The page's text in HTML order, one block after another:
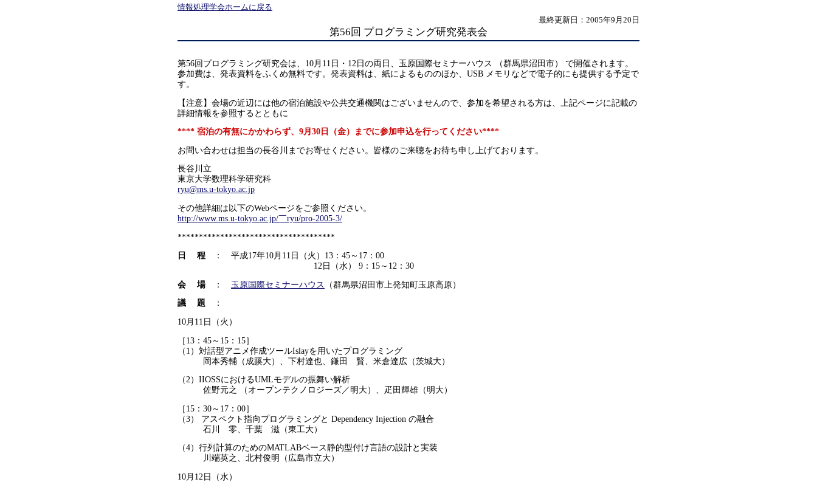
情報処理学会ホームに戻る
最終更新日：2005年9月20日
第56回 プログラミング研究発表会
第56回プログラミング研究会は、10月11日・12日の両日、玉原国際セミナーハウス （群馬県沼田市） で開催されます。
参加費は、発表資料をふくめ無料です。発表資料は、紙によるもののほか、USB メモリなどで電子的にも提供する予定で
す。
【注意】会場の近辺には他の宿泊施設や公共交通機関はございませんので、参加を希望される方は、上記ページに記載の
詳細情報を参照するとともに
**** 宿泊の有無にかかわらず、9月30日（金）までに参加申込を行ってください****
お問い合わせは担当の長谷川までお寄せください。皆様のご来聴をお待ち申し上げております。
長谷川立
東京大学数理科学研究科
ryu@ms.u-tokyo.ac.jp
その他詳細は以下のWebページをご参照ください。
http://www.ms.u-tokyo.ac.jp/￣ryu/pro-2005-3/
*************************************
日 程 ： 平成17年10月11日（火）13：45～17：00
12日（水） 9：15～12：30
会 場： 玉原国際セミナーハウス （群馬県沼田市上発知町玉原高原）
議 題 ：
10月11日（火）
［13：45～15：15］
（1）対話型アニメ作成ツールIslayを用いたプログラミング
岡本秀輔（成蹊大）、下村達也、鎌田 賢、米倉達広（茨城大）
（2）IIOSSにおけるUMLモデルの振舞い解析
佐野元之 （オープンテクノロジーズ／明大）、疋田輝雄（明大）
［15：30～17：00］
（3） アスペクト指向プログラミングと Dependency Injection の融合
石川 零、千葉 滋（東工大）
（4）行列計算のためのMATLABベース静的型付け言語の設計と実装
川端英之、北村俊明（広島市立大）
10月12日（水）